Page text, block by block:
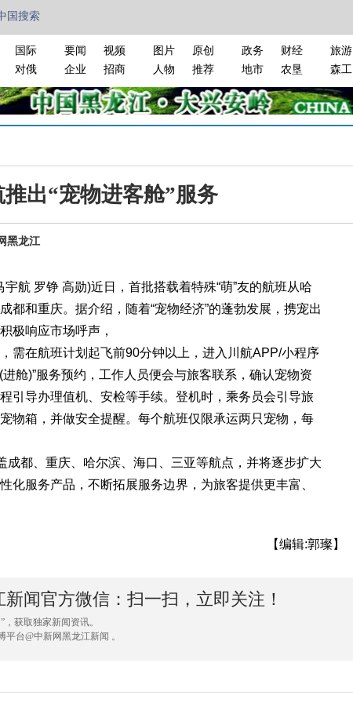
国搜索
国际
对俄
要闻
视频
企业
招商
图片
原创
人物
推荐
政务
财经
地市
农垦
旅游
森工
推出“宠物进客舱”服务
黑龙江
罗铮 高勋)近日，首批搭载着特殊“萌”友的航班从哈
都和重庆。据介绍，随着“宠物经济”的蓬勃发展，携宠出
极响应市场呼声，
在航班计划起飞前90分钟以上，进入川航APP/小程序
进舱)”服务预约，工作人员便会与旅客联系，确认宠物资
引导办理值机、安检等手续。登机时，乘务员会引导旅
物箱，并做安全提醒。每个航班仅限承运两只宠物，每
都、重庆、哈尔滨、海口、三亚等航点，并将逐步扩大
化服务产品，不断拓展服务边界，为旅客提供更丰富、
【编辑:郭璨】
闻官方微信：扫一扫，立即关注！
获取独家新闻资讯。
台@中新网黑龙江新闻 。